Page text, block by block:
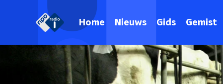
Home Nieuws Gids Gemist